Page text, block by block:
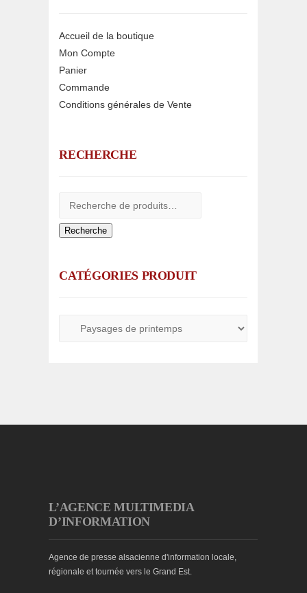
Accueil de la boutique
Mon Compte
Panier
Commande
Conditions générales de Vente
RECHERCHE
Recherche
CATÉGORIES PRODUIT
L’AGENCE MULTIMEDIA
D’INFORMATION
Agence de presse alsacienne d'information locale,
régionale et tournée vers le Grand Est.